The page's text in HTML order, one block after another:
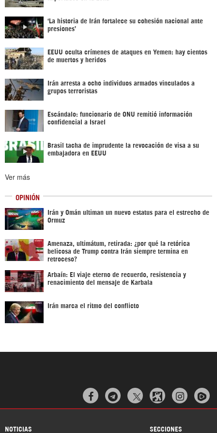
‘La historia de Irán fortalece su cohesión nacional ante
presiones’
EEUU oculta crímenes de ataques en Yemen: hay cientos
de muertos y heridos
Irán arresta a ocho individuos armados vinculados a
grupos terroristas
Escándalo: funcionario de ONU remitió información
confidencial a Israel
Brasil tacha de imprudente la revocación de visa a su
embajadora en EEUU
Ver más
OPINIÓN
Irán y Omán ultiman un nuevo estatus para el estrecho de
Ormuz
Amenaza, ultimátum, retirada: ¿por qué la retórica
belicosa de Trump contra Irán siempre termina en
retroceso?
Arbaín: El viaje eterno de recuerdo, resistencia y
renacimiento del mensaje de Karbala
Irán marca el ritmo del conflicto
  
NOTICIAS SECCIONES